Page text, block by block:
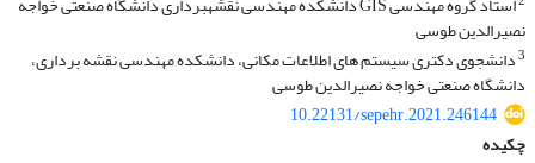
نصیرالدین طوسی
3دانشجوی دکتری سیستم های اطلاعات مکانی، دانشکده مهندسی نقشه برداری،
دانشگاه صنعتی خواجه نصیرالدین طوسی
10.22131/sepehr.2021.246144
چکیده